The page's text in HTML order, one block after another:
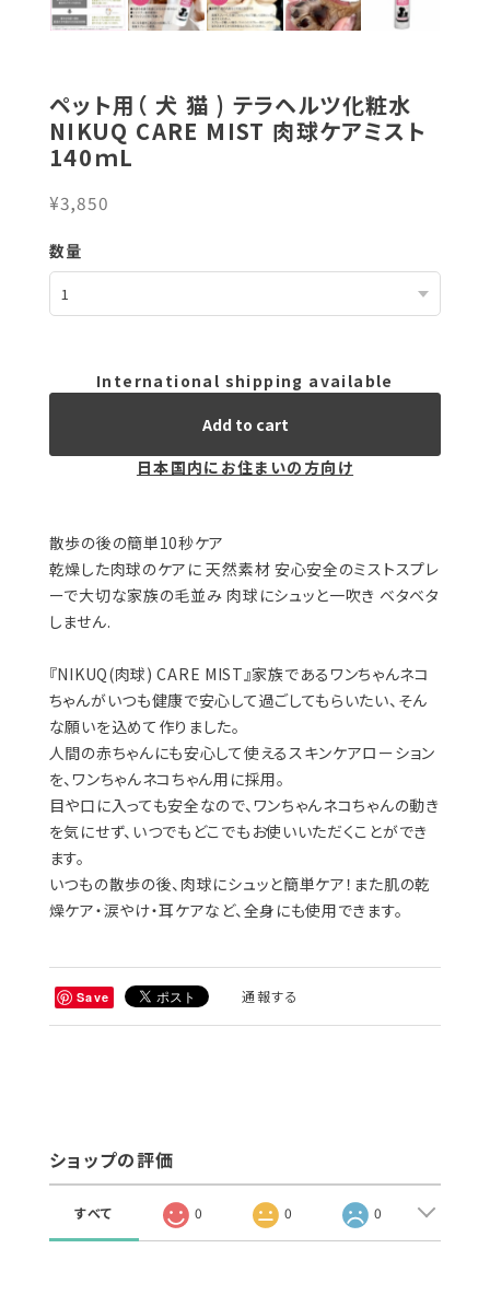
ペット用（ 犬 猫 ) テラヘルツ化粧水
NIKUQ CARE MIST 肉球ケアミスト
140ｍL
¥3,850
数量
International shipping available
Add to cart
日本国内にお住まいの方向け
散歩の後の簡単10秒ケア
乾燥した肉球のケアに 天然素材 安心安全のミストスプレ
ーで大切な家族の毛並み 肉球にシュッと一吹き ベタベタ
しません.
『NIKUQ(肉球) CARE MIST』家族であるワンちゃんネコ
ちゃんがいつも健康で安心して過ごしてもらいたい、そん
な願いを込めて作りました。
人間の赤ちゃんにも安心して使えるスキンケアローション
を、ワンちゃんネコちゃん用に採用。
目や口に入っても安全なので、ワンちゃんネコちゃんの動き
を気にせず、いつでもどこでもお使いいただくことができ
ます。
いつもの散歩の後、肉球にシュッと簡単ケア！また肌の乾
燥ケア・涙やけ・耳ケアなど、全身にも使用できます。
Save 通報する
ショップの評価
すべて 0 0 0